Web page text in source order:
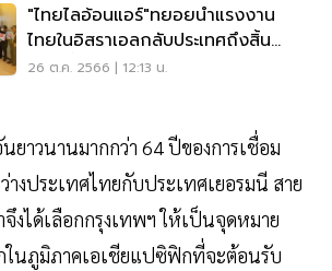
"ไทยไลอ้อนแอร์"ทยอยนำแรงงาน
ไทยในอิสราเอลกลับประเทศถึงสิ้น
เดือนนี้
26 ต.ค. 2566 | 12:13 น.
ยาวนานมากกว่า 64 ปีของการเชื่อม
งประเทศไทยกับประเทศเยอรมนี สาย
งได้เลือกกรุงเทพฯ ให้เป็นจุดหมาย
ในภูมิภาคเอเชียแปซิฟิกที่จะต้อนรับ